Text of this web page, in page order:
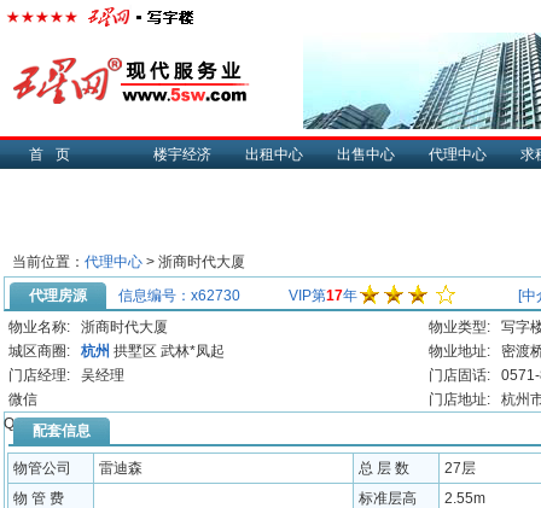
首页 楼宇经济 出租中心 出售中心 代理中心 求
当前位置： 代理中心 > 浙商时代大厦
代理房源
信息编号：x62730 VIP第17年
[中
物业名称:
浙商时代大厦 物业类型:
写字
城区商圈:
杭州 拱墅区 武林*凤起 物业地址:
密渡
门店经理:
吴经理 门店固话:
微信
QQ:
门店地址:
杭州
配套信息
物管公司 雷迪森 总 层 数
27层
物 管 费
标准层高
2.55m